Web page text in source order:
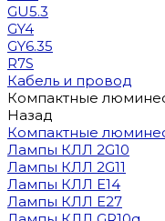
GU5.3
GY4
GY6.35
R7S
Кабель и провод
Компактные
Назад
Компактные
Лампы КЛЛ 2G10
Лампы КЛЛ 2G11
Лампы КЛЛ E14
Лампы КЛЛ E27